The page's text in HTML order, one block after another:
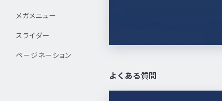
メガメニュー
スライダー
ページネーション
よくある質問